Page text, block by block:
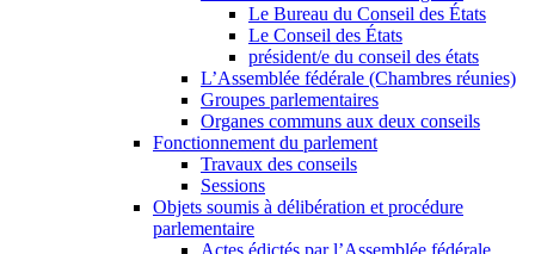
Le Bureau du Conseil des États
Le Conseil des États
président/e du conseil des états
L’Assemblée fédérale (Chambres réunies)
Groupes parlementaires
Organes communs aux deux conseils
Fonctionnement du parlement
Travaux des conseils
Sessions
Objets soumis à délibération et procédure
parlementaire